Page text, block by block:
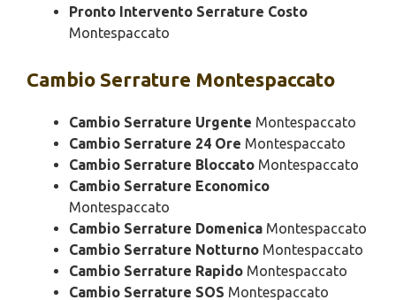
Pronto Intervento Serrature Costo
Montespaccato
Cambio Serrature Montespaccato
Cambio Serrature Urgente Montespaccato
Cambio Serrature 24 Ore Montespaccato
Cambio Serrature Bloccato Montespaccato
Cambio Serrature Economico
Montespaccato
Cambio Serrature Domenica Montespaccato
Cambio Serrature Notturno Montespaccato
Cambio Serrature Rapido Montespaccato
Cambio Serrature SOS Montespaccato